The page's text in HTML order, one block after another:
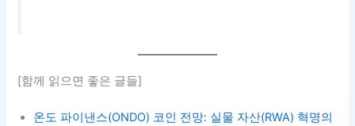
[함께 읽으면 좋은 글들]
온도 파이낸스(ONDO) 코인 전망: 실물 자산(RWA) 혁명의